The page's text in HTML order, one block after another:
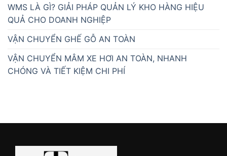
WMS LÀ GÌ? GIẢI PHÁP QUẢN LÝ KHO HÀNG HIỆU
QUẢ CHO DOANH NGHIỆP
VẬN CHUYỂN GHẾ GỖ AN TOÀN
VẬN CHUYỂN MÂM XE HƠI AN TOÀN, NHANH
CHÓNG VÀ TIẾT KIỆM CHI PHÍ